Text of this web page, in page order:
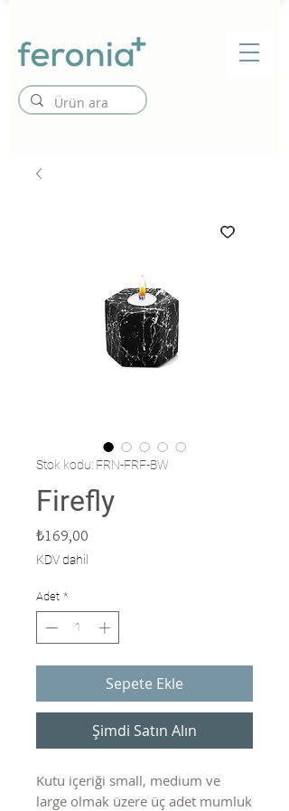
Stok kodu: FRN-FRF-BW
Firefly
₺169,00
KDV dahil
Adet *
Sepete Ekle
Şimdi Satın Alın
Kutu içeriği small, medium ve
large olmak üzere üç adet mumluk